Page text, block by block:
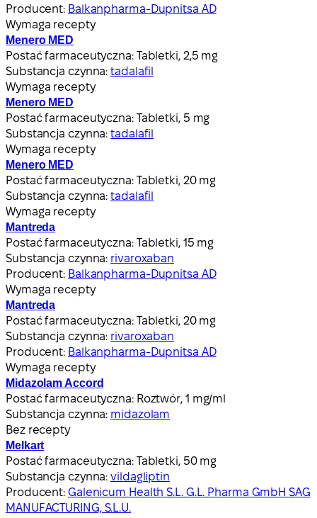
Producent: Balkanpharma-Dupnitsa AD
Wymaga recepty
Menero MED
Postać farmaceutyczna: Tabletki, 2,5 mg
Substancja czynna:tadalafil
Wymaga recepty
Menero MED
Postać farmaceutyczna: Tabletki, 5 mg
Substancja czynna:tadalafil
Wymaga recepty
Menero MED
Postać farmaceutyczna: Tabletki, 20 mg
Substancja czynna:tadalafil
Wymaga recepty
Mantreda
Postać farmaceutyczna: Tabletki, 15 mg
Substancja czynna: rivaroxaban
Producent: Balkanpharma-Dupnitsa AD
Wymaga recepty
Mantreda
Postać farmaceutyczna: Tabletki, 20 mg
Substancja czynna: rivaroxaban
Producent: Balkanpharma-Dupnitsa AD
Wymaga recepty
Midazolam Accord
Postać farmaceutyczna: Roztwór, 1 mg/ml
Substancja czynna: midazolam
Bez recepty
Melkart
Postać farmaceutyczna: Tabletki, 50 mg
Substancja czynna:vildagliptin
Producent: Galenicum Health S.L. G.L. Pharma GmbH SAG
MANUFACTURING, S.L.U.